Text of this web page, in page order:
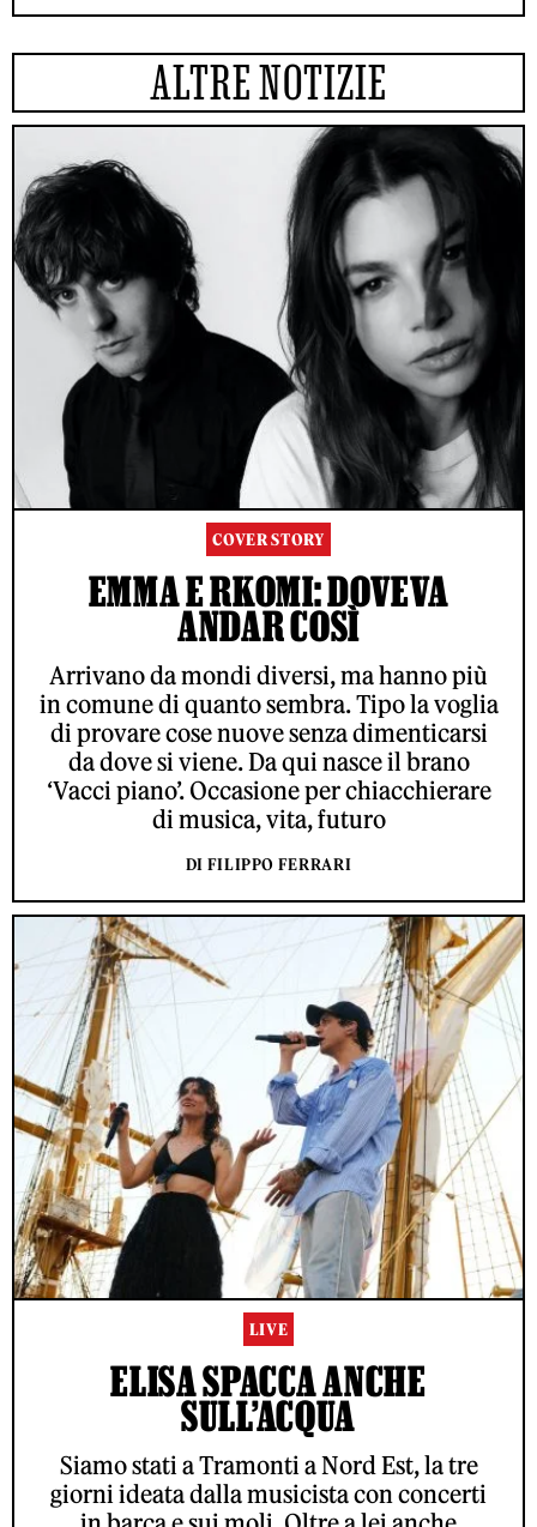
ALTRE NOTIZIE
COVER STORY
EMMA E RKOMI: DOVEVA
ANDAR COSÌ
Arrivano da mondi diversi, ma hanno più
in comune di quanto sembra. Tipo la voglia
di provare cose nuove senza dimenticarsi
da dove si viene. Da qui nasce il brano
‘Vacci piano’. Occasione per chiacchierare
di musica, vita, futuro
DI FILIPPO FERRARI
LIVE
ELISA SPACCA ANCHE
SULL’ACQUA
Siamo stati a Tramonti a Nord Est, la tre
giorni ideata dalla musicista con concerti